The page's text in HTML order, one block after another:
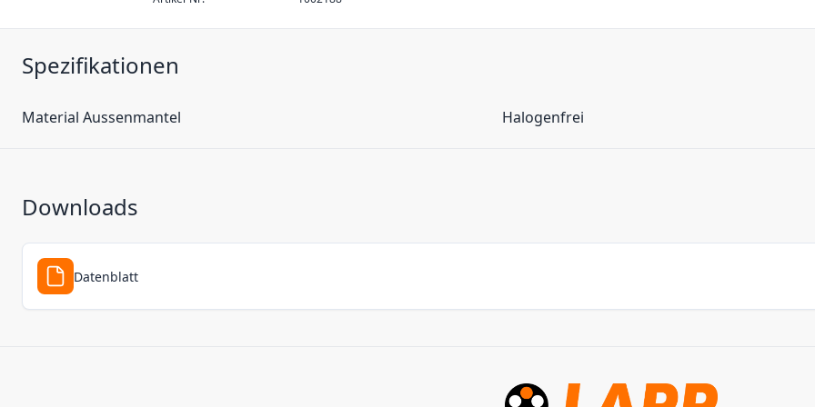
Spezifikationen
Material Aussenmantel Halogenfrei
Downloads
Datenblatt